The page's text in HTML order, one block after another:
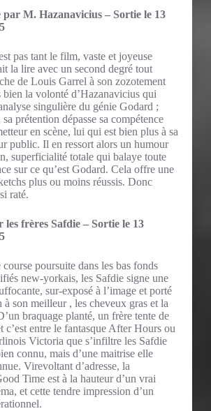
M. Hazanavicius – Sortie le 13
pas tant le film, vaste et joyeuse
la lire avec un second degré tout
de Louis Garrel à son zozotement
bien la volonté d’Hazanavicius qui
singulière du génie Godard ;
prétention dépasse sa compétence
en scène, lui qui est bien plus à sa
public. Il en ressort alors un humour
superficialité totale qui balaye toute
sur ce qu’est Godard. Cela offre une
plus ou moins réussis. Donc
raté.
les frères Safdie – Sortie le 13
course poursuite dans les bas fonds
new-yorkais, les Safdie signe une
sur-exposé à l’image et porté
à son meilleur , les cheveux gras et la
braquage planté, un frère tente de
c’est entre le fantasque After Hours ou
Victoria que s’infiltre les Safdie
connu, mais d’une maitrise elle
Virevoltant d’adresse, la
Time est à la hauteur d’un vrai
et cette tendre impression d’un